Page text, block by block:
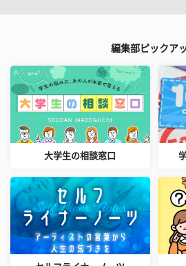
編集部ピックア
大学生の相談窓口